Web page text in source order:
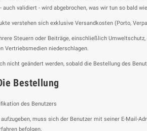
auch validiert - wird abgebrochen, was wir tun so bald
verstehen sich exklusive Versandkosten (Porto,
Steuern oder Beiträge, einschließlich
Vertriebsmedien niederschlagen.
nicht geändert werden, sobald die Bestellung des
Bestellung
des Benutzers
muss sich der Benutzer mit seiner E-Mail-
befolgen.